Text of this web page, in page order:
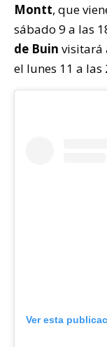
Montt, que
sábado 9 a las
de Buin visitará
el lunes 11 a las
Ver esta